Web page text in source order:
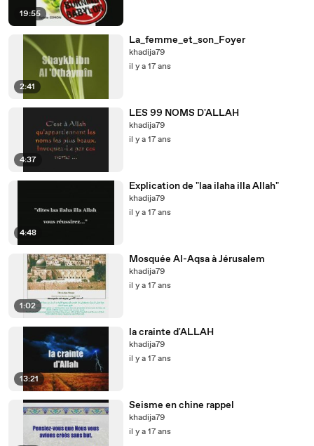
19:55
2:41
La_femme_et_son_Foyer
khadija79
il y a 17 ans
4:37
LES 99 NOMS D'ALLAH
khadija79
il y a 17 ans
4:48
Explication de "laa ilaha illa Allah"
khadija79
il y a 17 ans
1:02
Mosquée Al-Aqsa à Jérusalem
khadija79
il y a 17 ans
13:21
la crainte d'ALLAH
khadija79
il y a 17 ans
Seisme en chine rappel
khadija79
il y a 17 ans